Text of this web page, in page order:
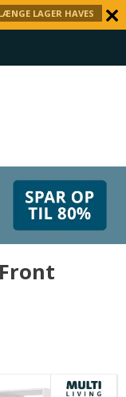
LAGER HAVES